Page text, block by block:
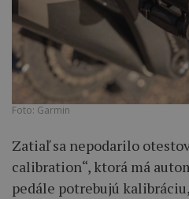
Foto: Garmin
Zatiaľ sa nepodarilo
calibration“, ktorá má
pedále potrebujú